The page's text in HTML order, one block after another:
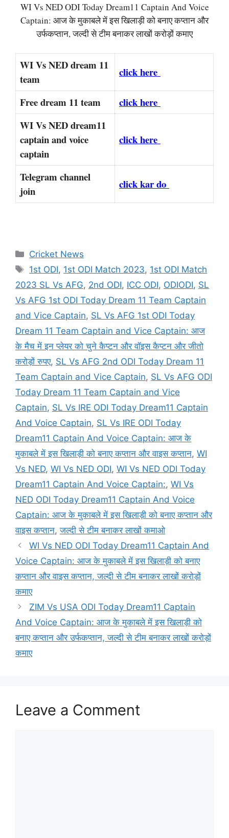
WI Vs NED ODI Today Dream11 Captain And Voice
Captain: आज के मुकाबले में इस खिलाड़ी को बनाए कप्तान और
उर्फकप्तान, जल्दी से टीम बनाकर लाखों करोड़ों कमाए
WI Vs NED dream 11
team
click here
Free dream 11 team
click here
WI Vs NED dream11
captain and voice
captain
click here
Telegram channel
join
click kar do
Categories
Cricket News
Tags
1st ODI, 1st ODI Match 2023, 1st ODI Match
2023 SL Vs AFG, 2nd ODI, ICC ODI, ODIODI, SL
Vs AFG 1st ODI Today Dream 11 Team Captain
and Vice Captain, SL Vs AFG 1st ODI Today
Dream 11 Team Captain and Vice Captain: आज
के मैच में इन प्लेयर को चुने कैप्टन और वॉइस कैप्टन और जीतो
करोड़ों रुपए, SL Vs AFG 2nd ODI Today Dream 11
Team Captain and Vice Captain, SL Vs AFG ODI
Today Dream 11 Team Captain and Vice
Captain, SL Vs IRE ODI Today Dream11 Captain
And Voice Captain, SL Vs IRE ODI Today
Dream11 Captain And Voice Captain: आज के
मुकाबले में इस खिलाड़ी को बनाए कप्तान और वाइस कप्तान, WI
Vs NED, WI Vs NED ODI, WI Vs NED ODI Today
Dream11 Captain And Voice Captain:, WI Vs
NED ODI Today Dream11 Captain And Voice
Captain: आज के मुकाबले में इस खिलाड़ी को बनाए कप्तान और
वाइस कप्तान,जल्दी से टीम बनाकर लाखों कमाओ
WI Vs NED ODI Today Dream11 Captain And
Voice Captain: आज के मुकाबले में इस खिलाड़ी को बनाए
कप्तान और वाइस कप्तान, जल्दी से टीम बनाकर लाखों करोड़ों
कमाए
ZIM Vs USA ODI Today Dream11 Captain
And Voice Captain: आज के मुकाबले में इस खिलाड़ी को
बनाए कप्तान और उर्फकप्तान, जल्दी से टीम बनाकर लाखों करोड़ों
कमाए
Leave a Comment